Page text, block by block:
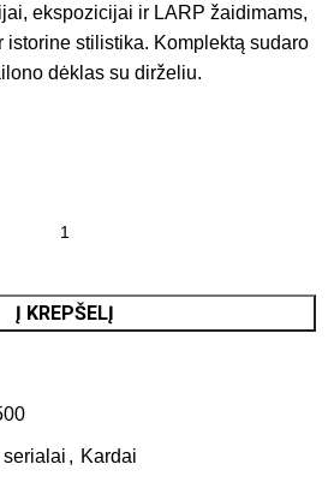
ekspozicijai ir LARP žaidimams,
istorine stilistika. Komplektą sudaro
dėklas su dirželiu.
Į KREPŠELĮ
serialai , Kardai